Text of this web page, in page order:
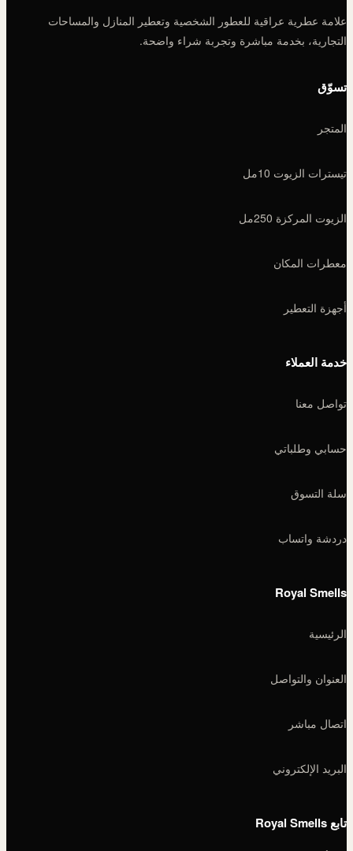
علامة عطرية عراقية للعطور الشخصية وتعطير المنازل والمساحات
التجارية، بخدمة مباشرة وتجربة شراء واضحة.
تسوّق
المتجر
تيسترات الزيوت 10مل
الزيوت المركزة 250مل
معطرات المكان
أجهزة التعطير
خدمة العملاء
تواصل معنا
حسابي وطلباتي
سلة التسوق
دردشة واتساب
Royal Smells
الرئيسية
العنوان والتواصل
اتصال مباشر
البريد الإلكتروني
تابع Royal Smells